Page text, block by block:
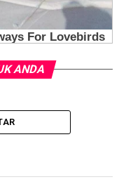
ANDA